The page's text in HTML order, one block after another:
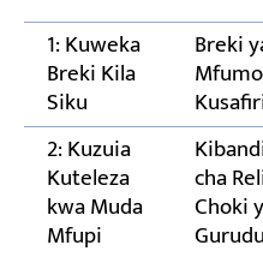
Mradi Wako,
1: Kuweka
Breki Kila
Siku
Breki
2: Kuzuia
Kuteleza
kwa Muda
Mfupi
cha
Choki